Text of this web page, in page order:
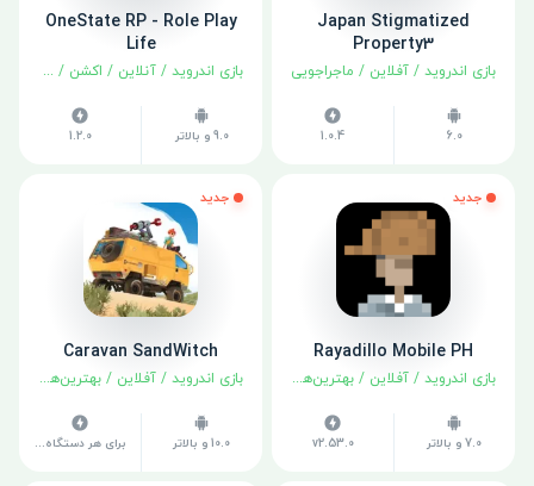
Japan Stigmatized
Property3
بازی اندروید / آفلاین / ماجراجویی
6.0
1.0.4
OneState RP - Role Play
Life
بازی اندروید / آنلاین / اکشن /
9.0 و بالاتر 1.2.0
جدید
Rayadillo Mobile PH
بازی اندروید / آفلاین / بهترین‌ها / ماجراجویی
7.0 و بالاتر v2.53.0
جدید
Caravan SandWitch
بازی اندروید / آفلاین / بهترین‌ها /
10.0 و بالاتر برای هر دستگاه متفاوت است